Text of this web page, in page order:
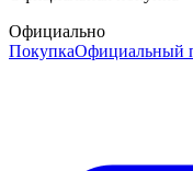
Официально
ПокупкаОфициальный